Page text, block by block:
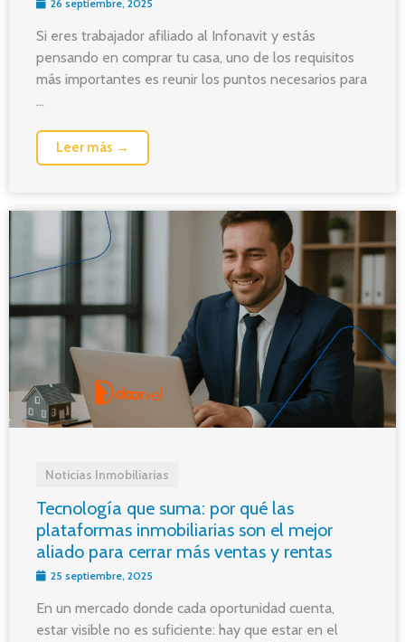
26 septiembre, 2025
Si eres trabajador afiliado al Infonavit y estás
pensando en comprar tu casa, uno de los requisitos
más importantes es reunir los puntos necesarios para
...
Leer más →
Noticias Inmobiliarias
Tecnología que suma: por qué las
plataformas inmobiliarias son el mejor
aliado para cerrar más ventas y rentas
25 septiembre, 2025
En un mercado donde cada oportunidad cuenta,
estar visible no es suficiente: hay que estar en el